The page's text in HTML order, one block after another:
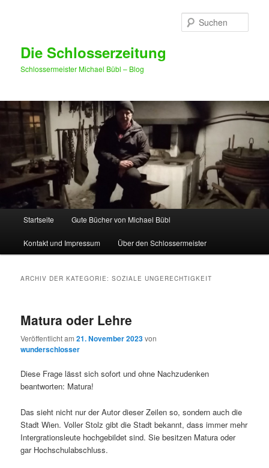
Die Schlosserzeitung
Schlossermeister Michael Bübl – Blog
Zum Inhalt wechseln
Zum sekundären Inhalt wechseln
Startseite Gute Bücher von Michael Bübl
Kontakt und Impressum Über den Schlossermeister
ARCHIV DER KATEGORIE:SOZIALE UNGERECHTIGKEIT
Matura oder Lehre
Veröffentlicht am21. November 2023von
wunderschlosser
Diese Frage lässt sich sofort und ohne Nachzudenken
beantworten: Matura!
Das sieht nicht nur der Autor dieser Zeilen so, sondern auch die
Stadt Wien. Voller Stolz gibt die Stadt bekannt, dass immer mehr
Intergrationsleute hochgebildet sind. Sie besitzen Matura oder
gar Hochschulabschluss.